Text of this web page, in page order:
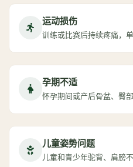
运动损伤
训练或比赛后持续疼痛，
孕期不适
怀孕期间或产后骨盆、臀
儿童姿势问题
儿童和青少年驼背、肩膀